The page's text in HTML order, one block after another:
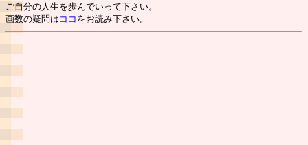
ご自分の人生を歩んでいって下さい。
画数の疑問は ココ をお読み下さい。